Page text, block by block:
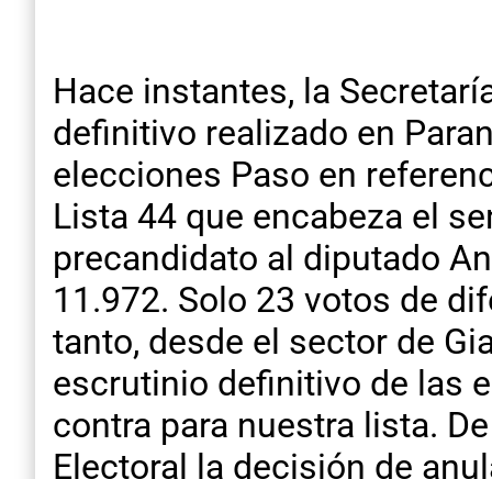
Hace instantes, la
definitivo realizado en
elecciones Paso en
Lista 44 que encabeza el
precandidato al diputado
11.972. Solo 23 votos de
tanto, desde el sector de
escrutinio definitivo de las
contra para nuestra lista.
Electoral la decisión de